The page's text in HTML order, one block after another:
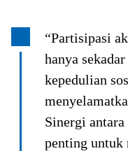
“Partisipasi
hanya
kepedulian
Sinergi
penting untuk